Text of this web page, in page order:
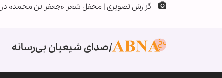
گزارش تصویری | محفل شعر «جعفر بن محمد» در
صدای شیعیان بی‌رسانه